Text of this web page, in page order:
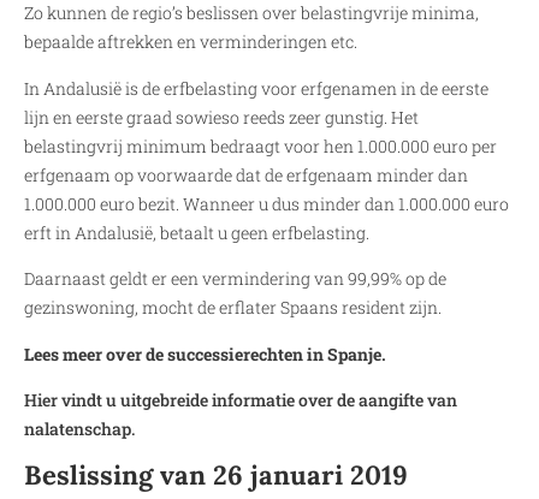
Zo kunnen de regio’s beslissen over belastingvrije minima,
bepaalde aftrekken en verminderingen etc.
In Andalusië is de erfbelasting voor erfgenamen in de eerste
lijn en eerste graad sowieso reeds zeer gunstig. Het
belastingvrij minimum bedraagt voor hen 1.000.000 euro per
erfgenaam op voorwaarde dat de erfgenaam minder dan
1.000.000 euro bezit. Wanneer u dus minder dan 1.000.000 euro
erft in Andalusië, betaalt u geen erfbelasting.
Daarnaast geldt er een vermindering van 99,99% op de
gezinswoning, mocht de erflater Spaans resident zijn.
Lees meer over de successierechten in Spanje.
Hier vindt u uitgebreide informatie over de aangifte van
nalatenschap.
Beslissing van 26 januari 2019